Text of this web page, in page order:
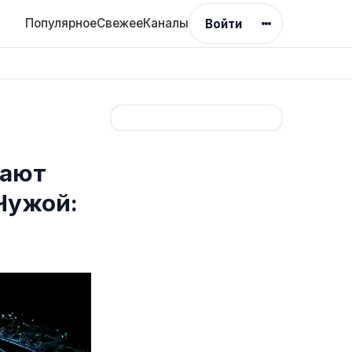
ПопулярноеСвежееКаналы Войти